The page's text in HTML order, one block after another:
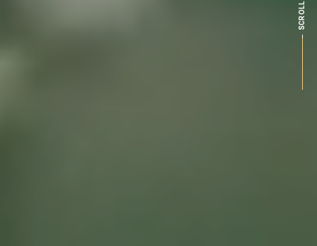
SCROLL